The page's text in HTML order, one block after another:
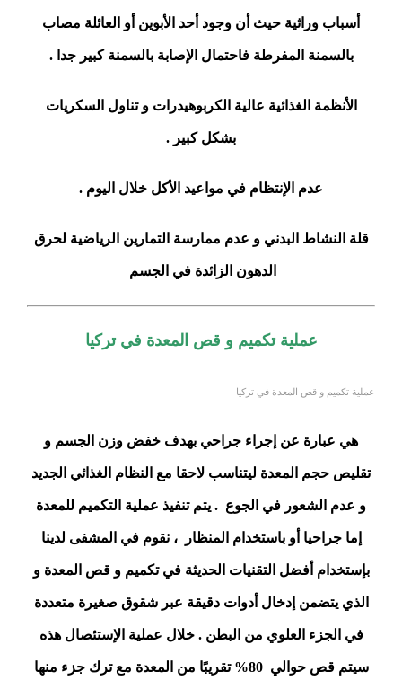
أسباب وراثية حيث أن وجود أحد الأبوين أو العائلة مصاب
بالسمنة المفرطة فاحتمال الإصابة بالسمنة كبير جدا .
الأنظمة الغذائية عالية الكربوهيدرات و تناول السكريات
بشكل كبير .
عدم الإنتظام في مواعيد الأكل خلال اليوم .
قلة النشاط البدني و عدم ممارسة التمارين الرياضية لحرق
الدهون الزائدة في الجسم
عملية تكميم و قص المعدة في تركيا
عملية تكميم و قص المعدة في تركيا
هي عبارة عن إجراء جراحي بهدف خفض وزن الجسم و
تقليص حجم المعدة ليتناسب لاحقا مع النظام الغذائي الجديد
و عدم الشعور في الجوع . يتم تنفيذ عملية التكميم للمعدة
إما جراحيا أو باستخدام المنظار ، نقوم في المشفى لدينا
بإستخدام أفضل التقنيات الحديثة في تكميم و قص المعدة و
الذي يتضمن إدخال أدوات دقيقة عبر شقوق صغيرة متعددة
في الجزء العلوي من البطن . خلال عملية الإستئصال هذه
سيتم قص حوالي 80% تقريبًا من المعدة مع ترك جزء منها